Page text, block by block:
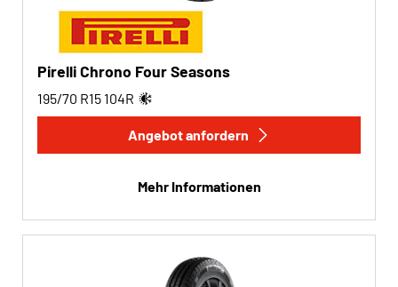
Pirelli Chrono Four Seasons
195/70 R15 104R
Angebot anfordern
Mehr Informationen